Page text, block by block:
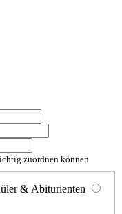
zuordnen können
& Abiturienten